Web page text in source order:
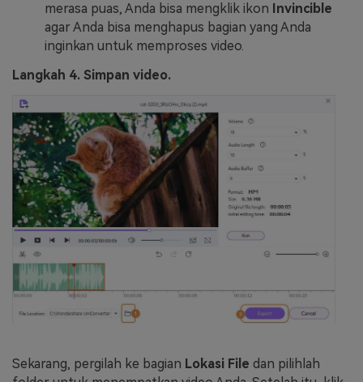
merasa puas, Anda bisa mengklik ikon Invincible
agar Anda bisa menghapus bagian yang Anda
inginkan untuk memproses video.
Langkah 4. Simpan video.
Sekarang, pergilah ke bagian Lokasi File dan pilihlah